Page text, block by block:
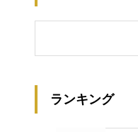
ランキング